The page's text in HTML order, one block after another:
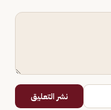
نشر التعليق